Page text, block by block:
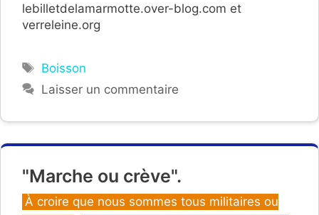
lebilletdelamarmotte.over-blog.com et
verreleine.org
Étiquettes
Boisson
Laisser un commentaire
"Marche ou crève".
Catégories
À croire que nous sommes tous militaires ou